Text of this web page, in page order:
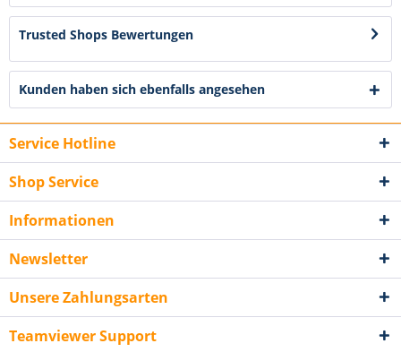
Trusted Shops Bewertungen
Kunden haben sich ebenfalls angesehen
Service Hotline
Shop Service
Informationen
Newsletter
Unsere Zahlungsarten
Teamviewer Support